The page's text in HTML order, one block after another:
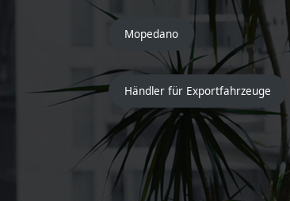
Mopedano
Händler für Exportfahrzeuge